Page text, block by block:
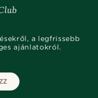
a legfrissebb
ajánlatokról.